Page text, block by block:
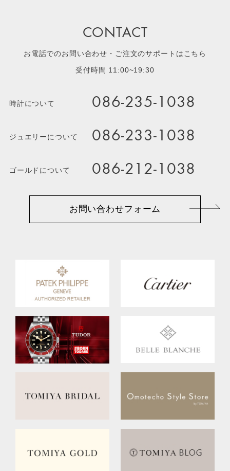
CONTACT
お電話でのお問い合わせ・ご注文のサポートはこちら
受付時間 11:00~19:30
時計について 086-235-1038
ジュエリーについて 086-233-1038
ゴールドについて 086-212-1038
お問い合わせフォーム